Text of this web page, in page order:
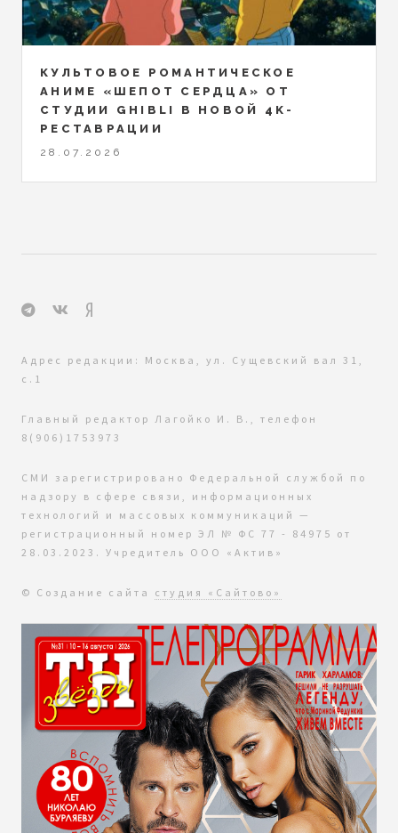
КУЛЬТОВОЕ РОМАНТИЧЕСКОЕ
АНИМЕ «ШЕПОТ СЕРДЦА» ОТ
СТУДИИ GHIBLI В НОВОЙ 4K-
РЕСТАВРАЦИИ
28.07.2026
Адрес редакции: Москва, ул. Сущевский вал 31,
с.1
Главный редактор Лагойко И. В., телефон
8(906)1753973
СМИ зарегистрировано Федеральной службой по
надзору в сфере связи, информационных
технологий и массовых коммуникаций —
регистрационный номер ЭЛ № ФС 77 - 84975 от
28.03.2023. Учредитель ООО «Актив»
© Создание сайта студия «Сайтово»